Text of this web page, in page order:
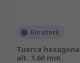
Em stock
Tuerca
alt. 1.60 mm